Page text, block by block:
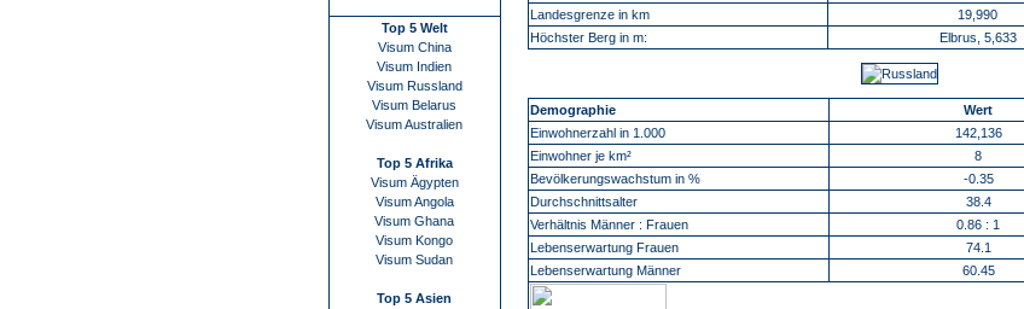
Top 5 Welt
Visum China
Visum Indien
Visum Russland
Visum Belarus
Visum Australien
Top 5 Afrika
Visum Ägypten
Visum Angola
Visum Ghana
Visum Kongo
Visum Sudan
Top 5 Asien
Landesgrenze in km
19,990
Höchster Berg in m:
Elbrus, 5,633
Demographie Wert
Einwohnerzahl in 1.000
142,136
Einwohner je km²
8
Bevölkerungswachstum in %
-0.35
Durchschnittsalter
38.4
Verhältnis Männer : Frauen
0.86 : 1
Lebenserwartung Frauen
74.1
Lebenserwartung Männer
60.45